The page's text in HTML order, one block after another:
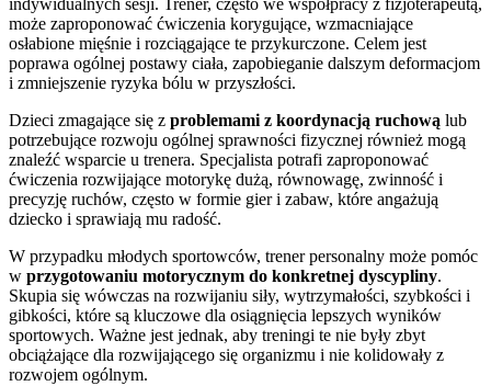
indywidualnych sesji. Trener, często we współpracy z fizjoterapeutą,
może zaproponować ćwiczenia korygujące, wzmacniające
osłabione mięśnie i rozciągające te przykurczone. Celem jest
poprawa ogólnej postawy ciała, zapobieganie dalszym deformacjom
i zmniejszenie ryzyka bólu w przyszłości.
Dzieci zmagające się z problemami z koordynacją ruchową lub
potrzebujące rozwoju ogólnej sprawności fizycznej również mogą
znaleźć wsparcie u trenera. Specjalista potrafi zaproponować
ćwiczenia rozwijające motorykę dużą, równowagę, zwinność i
precyzję ruchów, często w formie gier i zabaw, które angażują
dziecko i sprawiają mu radość.
W przypadku młodych sportowców, trener personalny może pomóc
w przygotowaniu motorycznym do konkretnej dyscypliny.
Skupia się wówczas na rozwijaniu siły, wytrzymałości, szybkości i
gibkości, które są kluczowe dla osiągnięcia lepszych wyników
sportowych. Ważne jest jednak, aby treningi te nie były zbyt
obciążające dla rozwijającego się organizmu i nie kolidowały z
rozwojem ogólnym.